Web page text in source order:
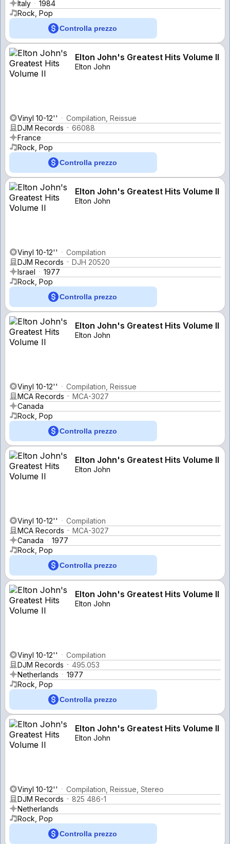
Italy
1984
Rock, Pop
Controlla prezzo
Elton John's Greatest Hits Volume II
Elton John
Vinyl 10-12''
Compilation, Reissue
DJM Records
66088
France
Rock, Pop
Controlla prezzo
Elton John's Greatest Hits Volume II
Elton John
Vinyl 10-12''
Compilation
DJM Records
DJH 20520
Israel
1977
Rock, Pop
Controlla prezzo
Elton John's Greatest Hits Volume II
Elton John
Vinyl 10-12''
Compilation, Reissue
MCA Records
MCA-3027
Canada
Rock, Pop
Controlla prezzo
Elton John's Greatest Hits Volume II
Elton John
Vinyl 10-12''
Compilation
MCA Records
MCA-3027
Canada
1977
Rock, Pop
Controlla prezzo
Elton John's Greatest Hits Volume II
Elton John
Vinyl 10-12''
Compilation
DJM Records
495.053
Netherlands
1977
Rock, Pop
Controlla prezzo
Elton John's Greatest Hits Volume II
Elton John
Vinyl 10-12''
Compilation, Reissue, Stereo
DJM Records
825 486-1
Netherlands
Rock, Pop
Controlla prezzo